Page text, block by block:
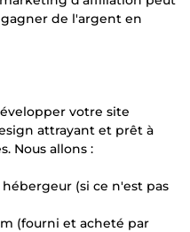
de l'argent en
votre site
attrayant et prêt à
Nous allons :
(si ce n'est pas
(fourni et acheté par